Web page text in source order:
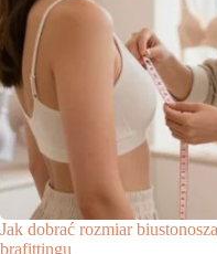
Jak dobrać rozmiar
brafittingu